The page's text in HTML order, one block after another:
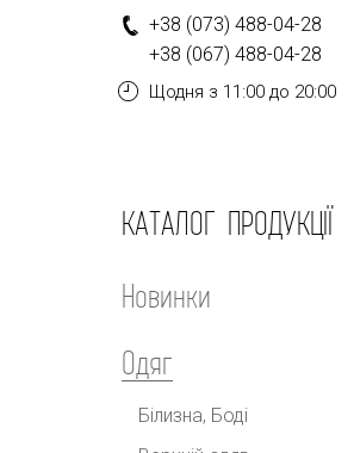
+38 (073) 488-04-28
+38 (067) 488-04-28
Щодня з 11:00 до 20:00
КАТАЛОГ ПРОДУКЦІЇ
Новинки
Одяг
Білизна, Боді